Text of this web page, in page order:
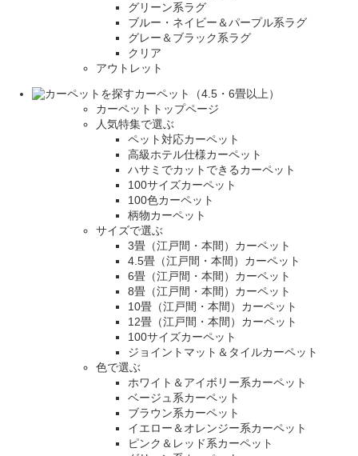
グリーン系ラグ
ブルー・ネイビー＆パープル系ラグ
グレー＆ブラック系ラグ
クリア
アウトレット
カーペット（4.5・6畳以上）
カーペットトップページ
人気特集で選ぶ
ペット対応カーペット
高級ホテル仕様カーペット
ハサミでカットできるカーペット
100サイズカーペット
100色カーペット
柄物カーペット
サイズで選ぶ
3畳（江戸間・本間）カーペット
4.5畳（江戸間・本間）カーペット
6畳（江戸間・本間）カーペット
8畳（江戸間・本間）カーペット
10畳（江戸間・本間）カーペット
12畳（江戸間・本間）カーペット
100サイズカーペット
ジョイントマット＆タイルカーペット
色で選ぶ
ホワイト＆アイボリー系カーペット
ベージュ系カーペット
ブラウン系カーペット
イエロー＆オレンジー系カーペット
ピンク＆レッド系カーペット